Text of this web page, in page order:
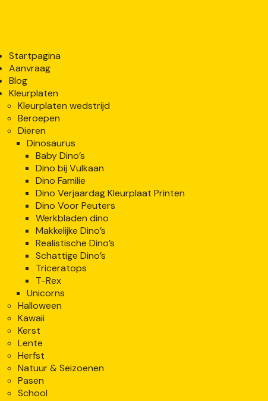
Startpagina
Aanvraag
Blog
Kleurplaten
Kleurplaten wedstrijd
Beroepen
Dieren
Dinosaurus
Baby Dino’s
Dino bij Vulkaan
Dino Familie
Dino Verjaardag Kleurplaat Printen
Dino Voor Peuters
Werkbladen dino
Makkelijke Dino’s
Realistische Dino’s
Schattige Dino’s
Triceratops
T-Rex
Unicorns
Halloween
Kawaii
Kerst
Lente
Herfst
Natuur & Seizoenen
Pasen
School